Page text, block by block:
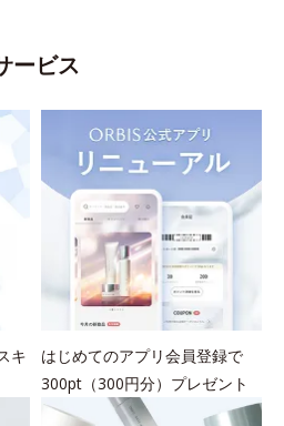
ービス
キ
はじめてのアプリ会員登録で
300pt（300円分）プレゼント